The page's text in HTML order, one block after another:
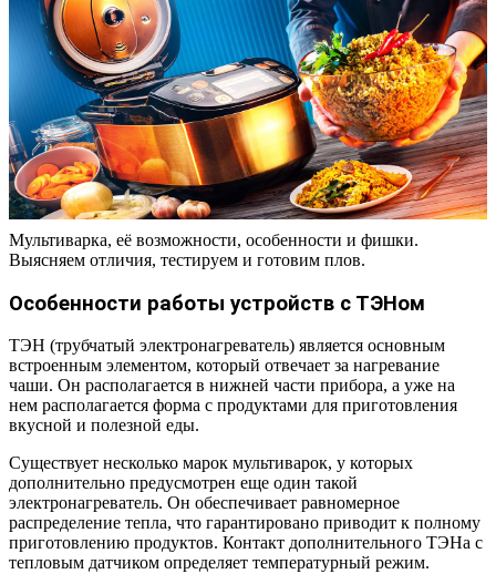
Мультиварка, её возможности, особенности и фишки.
Выясняем отличия, тестируем и готовим плов.
Особенности работы устройств с ТЭНом
ТЭН (трубчатый электронагреватель) является основным
встроенным элементом, который отвечает за нагревание
чаши. Он располагается в нижней части прибора, а уже на
нем располагается форма с продуктами для приготовления
вкусной и полезной еды.
Существует несколько марок мультиварок, у которых
дополнительно предусмотрен еще один такой
электронагреватель. Он обеспечивает равномерное
распределение тепла, что гарантировано приводит к полному
приготовлению продуктов. Контакт дополнительного ТЭНа с
тепловым датчиком определяет температурный режим.